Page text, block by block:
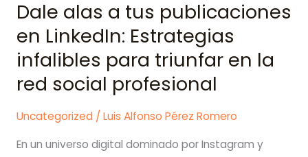
Dale alas a tus publicaciones
en LinkedIn: Estrategias
infalibles para triunfar en la
red social profesional
Uncategorized/ Luis Alfonso Pérez Romero
En un universo digital dominado por Instagram y